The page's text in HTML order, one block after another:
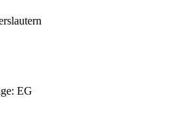
EG